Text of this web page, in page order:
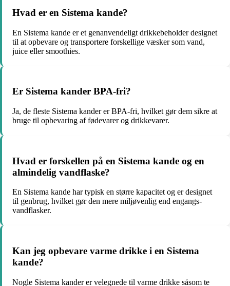
Hvad er en Sistema kande?
En Sistema kande er et genanvendeligt drikkebeholder designet
til at opbevare og transportere forskellige væsker som vand,
juice eller smoothies.
Er Sistema kander BPA-fri?
Ja, de fleste Sistema kander er BPA-fri, hvilket gør dem sikre at
bruge til opbevaring af fødevarer og drikkevarer.
Hvad er forskellen på en Sistema kande og en
almindelig vandflaske?
En Sistema kande har typisk en større kapacitet og er designet
til genbrug, hvilket gør den mere miljøvenlig end engangs-
vandflasker.
Kan jeg opbevare varme drikke i en Sistema
kande?
Nogle Sistema kander er velegnede til varme drikke såsom te